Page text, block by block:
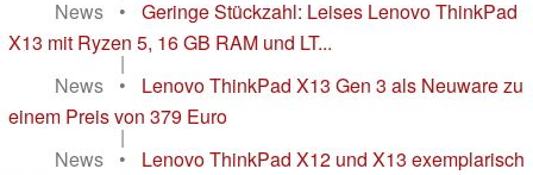
News
•
Geringe Stückzahl: Leises Lenovo ThinkPad
X13 mit Ryzen 5, 16 GB RAM und LT...
|
News
•
Lenovo ThinkPad X13 Gen 3 als Neuware zu
einem Preis von 379 Euro
|
News
•
Lenovo ThinkPad X12 und X13 exemplarisch